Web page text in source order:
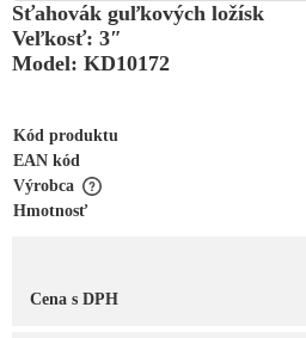
Sťahovák guľkových ložísk
Veľkosť: 3″
Model: KD10172
Kód produktu
EAN kód
Výrobca
Hmotnosť
Cena s DPH